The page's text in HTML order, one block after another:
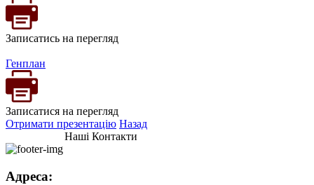
Записатись на перегляд
Генплан
Записатися на перегляд
Отримати презентацію Назад
Наші Контакти
Адреса: